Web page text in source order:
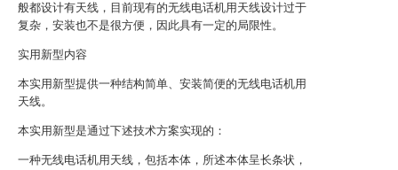
般都设计有天线，目前现有的无线电话机用天线设计过于
复杂，安装也不是很方便，因此具有一定的局限性。
实用新型内容
本实用新型提供一种结构简单、安装简便的无线电话机用
天线。
本实用新型是通过下述技术方案实现的：
一种无线电话机用天线，包括本体，所述本体呈长条状，